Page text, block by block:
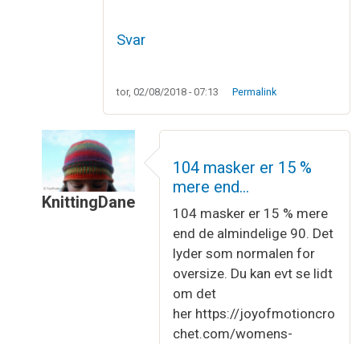
Svar
tor, 02/08/2018 - 07:13 Permalink
KnittingDane
Beregning af maskeantal til løs
104 masker er 15 %
mere end…
104 masker er 15 % mere
end de almindelige 90. Det
lyder som normalen for
oversize. Du kan evt se lidt
om det
her https://joyofmotioncro
chet.com/womens-